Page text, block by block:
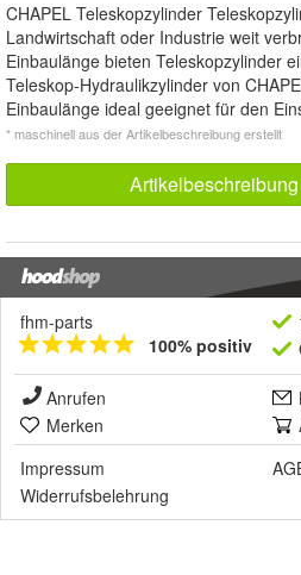
CHAPEL Teleskopzylinder
Landwirtschaft oder Industrie weit
Einbaulänge bieten Teleskopzylinder
Teleskop-Hydraulikzylinder von
Einbaulänge ideal geeignet für den
* maschinell aus der Artikelbeschreibung erstellt
fhm-parts
100% positiv
Anrufen
Merken
Impressum
Widerrufsbelehrung